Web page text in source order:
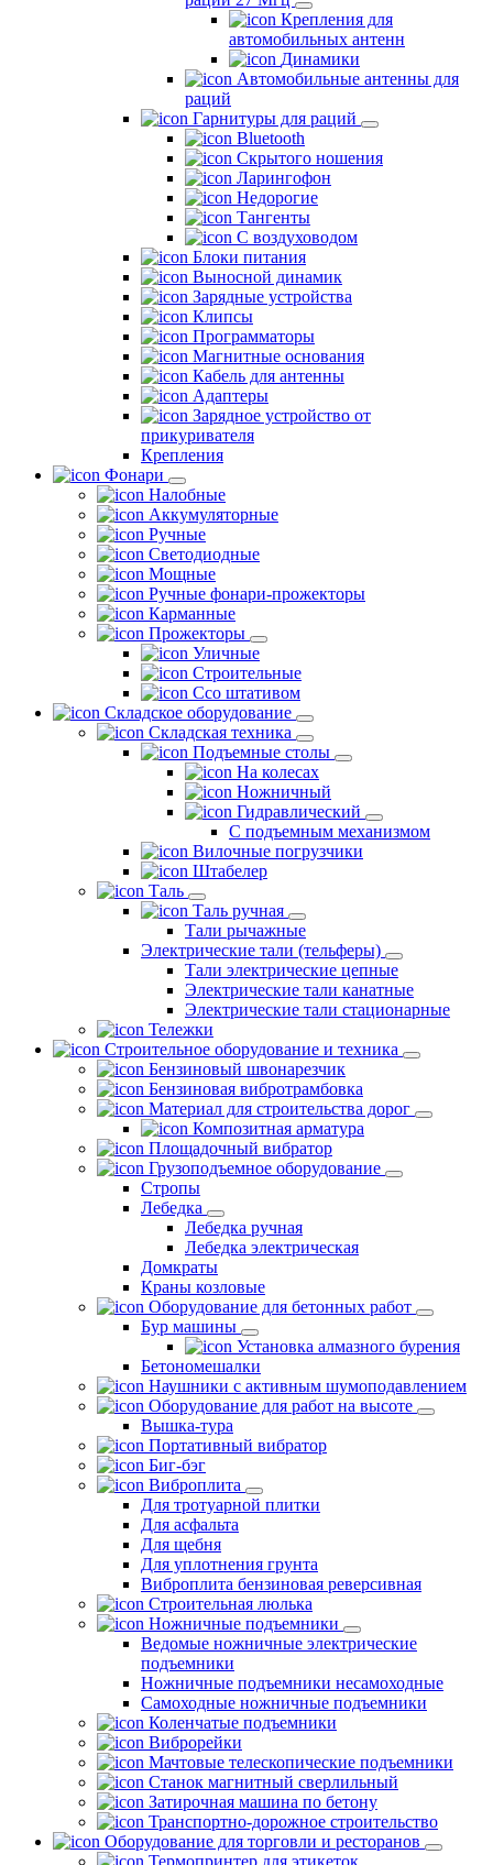
Крепления для
автомобильных антенн
Динамики
Автомобильные антенны для
раций
Гарнитуры для раций
Bluetooth
Скрытого ношения
Ларингофон
Недорогие
Тангенты
С воздуховодом
Блоки питания
Выносной динамик
Зарядные устройства
Клипсы
Программаторы
Магнитные основания
Кабель для антенны
Адаптеры
Зарядное устройство от
прикуривателя
Крепления
Фонари
Налобные
Аккумуляторные
Ручные
Светодиодные
Мощные
Ручные фонари-прожекторы
Карманные
Прожекторы
Уличные
Строительные
Ссо штативом
Складское оборудование
Складская техника
Подъемные столы
На колесах
Ножничный
Гидравлический
С подъемным механизмом
Вилочные погрузчики
Штабелер
Таль
Таль ручная
Тали рычажные
Электрические тали (тельферы)
Тали электрические цепные
Электрические тали канатные
Электрические тали стационарные
Тележки
Строительное оборудование и техника
Бензиновый швонарезчик
Бензиновая вибротрамбовка
Материал для строительства дорог
Композитная арматура
Площадочный вибратор
Грузоподъемное оборудование
Стропы
Лебедка
Лебедка ручная
Лебедка электрическая
Домкраты
Краны козловые
Оборудование для бетонных работ
Бур машины
Установка алмазного бурения
Бетономешалки
Наушники с активным шумоподавлением
Оборудование для работ на высоте
Вышка-тура
Портативный вибратор
Биг-бэг
Виброплита
Для тротуарной плитки
Для асфальта
Для щебня
Для уплотнения грунта
Виброплита бензиновая реверсивная
Строительная люлька
Ножничные подъемники
Ведомые ножничные электрические
подъемники
Ножничные подъемники несамоходные
Самоходные ножничные подъемники
Коленчатые подъемники
Виброрейки
Мачтовые телескопические подъемники
Станок магнитный сверлильный
Затирочная машина по бетону
Транспортно-дорожное строительство
Оборудование для торговли и ресторанов
Термопринтер для этикеток